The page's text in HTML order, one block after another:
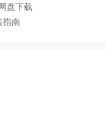
盘下载
指南